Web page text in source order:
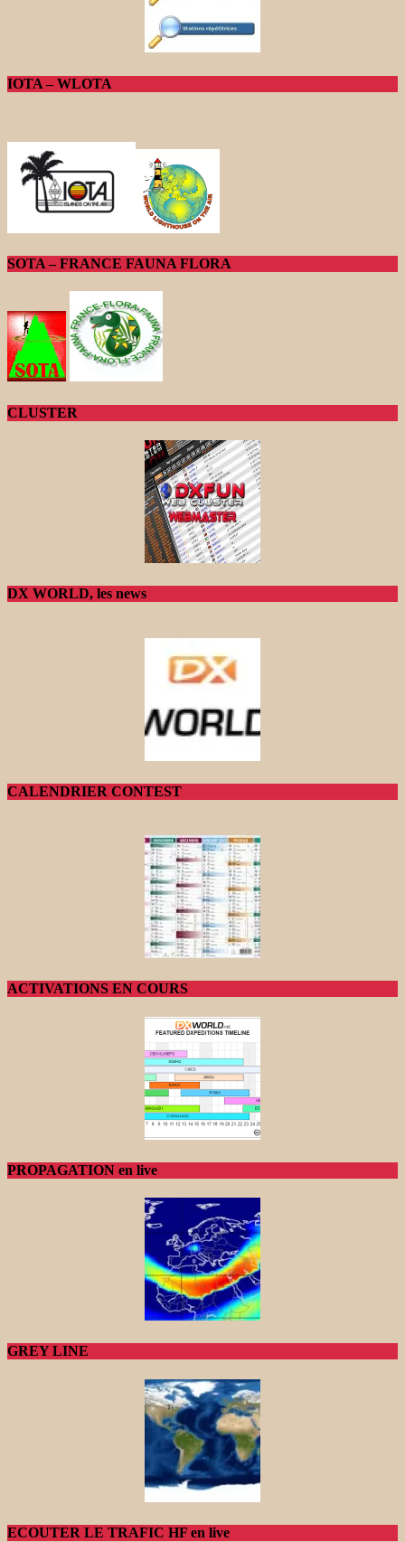
IOTA – WLOTA
SOTA – FRANCE FAUNA FLORA
CLUSTER
DX WORLD, les news
CALENDRIER CONTEST
ACTIVATIONS EN COURS
PROPAGATION en live
GREY LINE
ECOUTER LE TRAFIC HF en live